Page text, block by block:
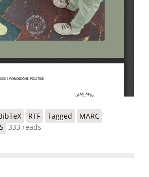
RTF Tagged
MARC
333 reads